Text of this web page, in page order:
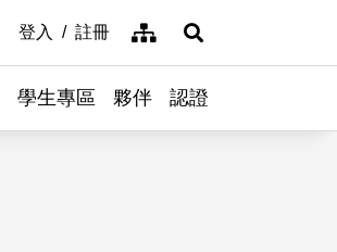
登入 註冊 網站導覽展開搜尋
學生專區 夥伴 認證